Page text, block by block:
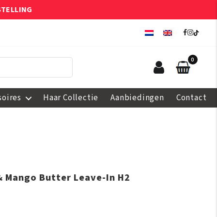
0
Haar Collectie Aanbiedingen Contact
Mango Butter Leave-In H2